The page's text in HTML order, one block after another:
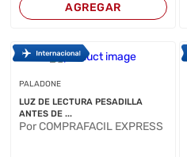
AGREGAR
PALADONE
LUZ DE LECTURA PESADILLA
ANTES DE ...
Por COMPRAFACIL EXPRESS